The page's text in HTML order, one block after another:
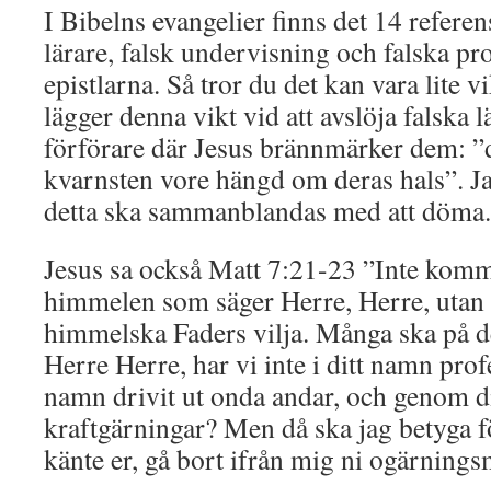
I Bibelns evangelier finns det 14
lärare, falsk undervisning och falska
epistlarna. Så tror du det kan vara lite
lägger denna vikt vid att avslöja falska
förförare där Jesus brännmärker dem:
kvarnsten vore hängd om deras hals”.
detta ska sammanblandas med att döma.
Jesus sa också Matt 7:21-23 ”Inte
himmelen som säger Herre, Herre,
himmelska Faders vilja. Många ska på
Herre Herre, har vi inte i ditt namn
namn drivit ut onda andar, och genom
kraftgärningar? Men då ska jag betyga
känte er, gå bort ifrån mig ni